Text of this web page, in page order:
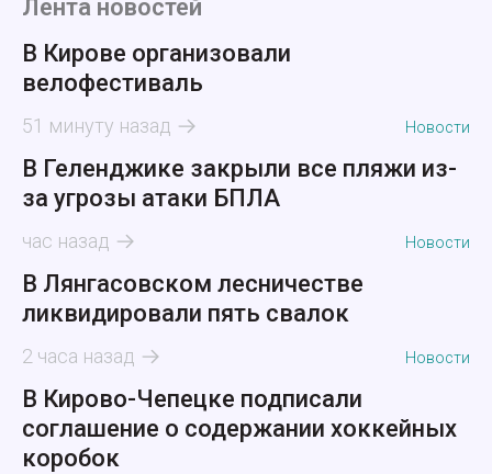
Лента новостей
В Кирове организовали
велофестиваль
51 минуту назад Новости
В Геленджике закрыли все пляжи из-
за угрозы атаки БПЛА
час назад Новости
В Лянгасовском лесничестве
ликвидировали пять свалок
2 часа назад Новости
В Кирово-Чепецке подписали
соглашение о содержании хоккейных
коробок